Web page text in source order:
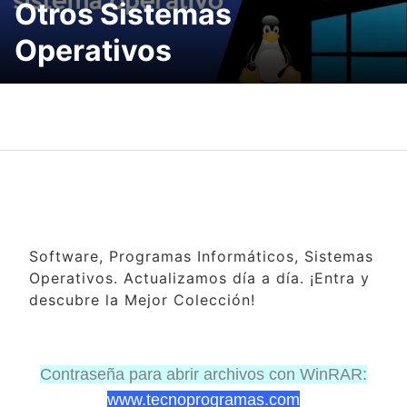
Otros Sistemas
Operativos
Software, Programas Informáticos, Sistemas
Operativos. Actualizamos día a día. ¡Entra y
descubre la Mejor Colección!
Contraseña para abrir archivos con WinRAR:
www.tecnoprogramas.com